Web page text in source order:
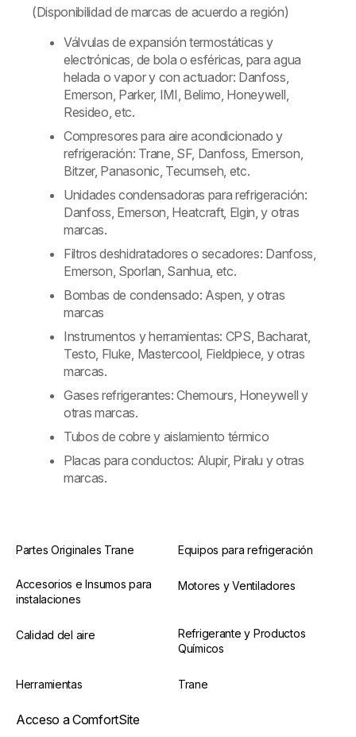
(Disponibilidad de marcas de acuerdo a región)
Válvulas de expansión termostáticas y
electrónicas, de bola o esféricas, para agua
helada o vapor y con actuador: Danfoss,
Emerson, Parker, IMI, Belimo, Honeywell,
Resideo, etc.
Compresores para aire acondicionado y
refrigeración: Trane, SF, Danfoss, Emerson,
Bitzer, Panasonic, Tecumseh, etc.
Unidades condensadoras para refrigeración:
Danfoss, Emerson, Heatcraft, Elgin, y otras
marcas.
Filtros deshidratadores o secadores: Danfoss,
Emerson, Sporlan, Sanhua, etc.
Bombas de condensado: Aspen, y otras
marcas
Instrumentos y herramientas: CPS, Bacharat,
Testo, Fluke, Mastercool, Fieldpiece, y otras
marcas.
Gases refrigerantes: Chemours, Honeywell y
otras marcas.
Tubos de cobre y aislamiento térmico
Placas para conductos: Alupir, Piralu y otras
marcas.
Partes Originales Trane Equipos para refrigeración
Accesorios e Insumos para
instalaciones
Motores y Ventiladores
Calidad del aire
Refrigerante y Productos
Químicos
Herramientas Trane
Acceso a ComfortSite